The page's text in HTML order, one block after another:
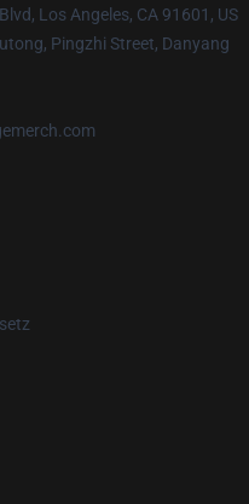
Los Angeles, CA 91601, US
Pingzhi Street, Danyang